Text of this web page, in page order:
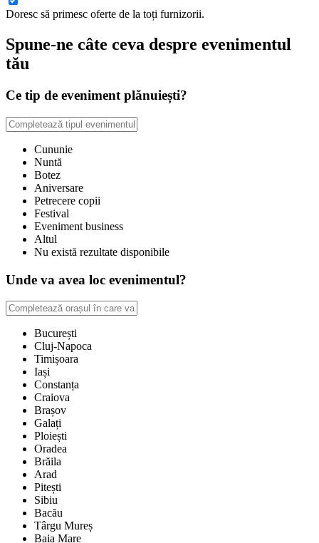
Doresc să primesc oferte de la toți furnizorii.
Spune-ne câte ceva despre evenimentul
tău
Ce tip de eveniment plănuiești?
Cununie
Nuntă
Botez
Aniversare
Petrecere copii
Festival
Eveniment business
Altul
Nu există rezultate disponibile
Unde va avea loc evenimentul?
București
Cluj-Napoca
Timișoara
Iași
Constanța
Craiova
Brașov
Galați
Ploiești
Oradea
Brăila
Arad
Pitești
Sibiu
Bacău
Târgu Mureș
Baia Mare